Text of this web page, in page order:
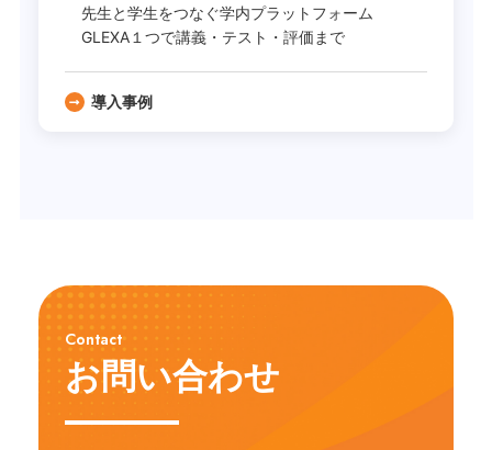
先生と学生をつなぐ学内プラットフォーム
GLEXA１つで講義・テスト・評価まで
導入事例
Contact
お問い合わせ